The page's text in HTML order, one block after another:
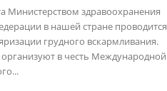
Министерством здравоохранения
в нашей стране проводится
грудного вскармливания.
в честь Международной